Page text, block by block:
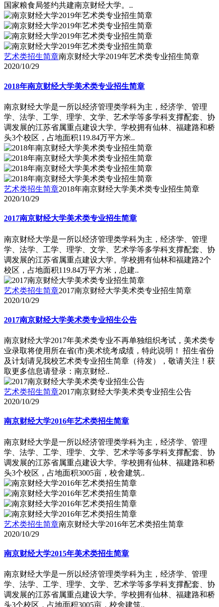
国家粮食局签约共建南京财经大学。..
艺术类招生简章南京财经大学2019年艺术类专业招生简章
2020/10/29
2018年南京财经大学美术类专业招生简章
南京财经大学是一所以经济管理类学科为主，经济学、管理
学、法学、工学、理学、文学、艺术学等多学科支撑配套、协
调发展的江苏省属重点建设大学。学校拥有仙林、福建路和桥
头3个校区，占地面积119.84万平方米..
艺术类招生简章2018年南京财经大学美术类专业招生简章
2020/10/29
2017南京财经大学美术类专业招生简章
南京财经大学是一所以经济管理类学科为主，经济学、管理
学、法学、工学、理学、文学、艺术学等多学科支撑配套、协
调发展的江苏省属重点建设大学。学校拥有仙林和福建路2个
校区，占地面积119.84万平方米，总建..
艺术类招生简章2017南京财经大学美术类专业招生简章
2020/10/29
2017南京财经大学美术类专业招生公告
南京财经大学2017年美术类专业不再单独组织考试，美术类专
业录取将使用所在省(市)美术统考成绩，特此说明！ 招生省份
及计划请见我校艺术类专业招生简章（待发），敬请关注！获
取更多信息请登录：南京财经..
艺术类招生简章2017南京财经大学美术类专业招生公告
2020/10/29
南京财经大学2016年艺术类招生简章
南京财经大学是一所以经济管理类学科为主，经济学、管理
学、法学、工学、理学、文学、艺术学等多学科支撑配套、协
调发展的江苏省属重点建设大学。学校拥有仙林、福建路和桥
头3个校区，占地面积3005亩，校舍建筑..
艺术类招生简章南京财经大学2016年艺术类招生简章
2020/10/29
南京财经大学2015年美术类招生简章
南京财经大学是一所以经济管理类学科为主，经济学、管理
学、法学、工学、理学、文学、艺术学等多学科支撑配套、协
调发展的江苏省属重点建设大学。学校拥有仙林、福建路和桥
头3个校区，占地面积3005亩，校舍建筑..